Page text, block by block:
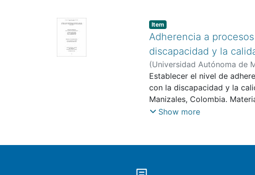
Item
Adherencia a
discapacidad y la
(Universidad Autónoma de
Serna Salazar, Angélica
Establecer el nivel de
con la discapacidad y la
Manizales, Colombia.
39 personas mayores de 18
adherencia a procesos de
estadísticamente
Show more